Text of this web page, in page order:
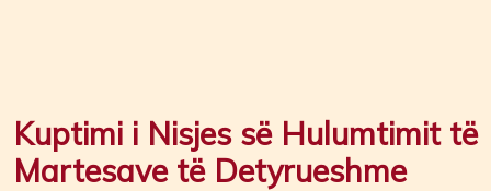
Kuptimi i Nisjes së Hulumtimit të
Martesave të Detyrueshme